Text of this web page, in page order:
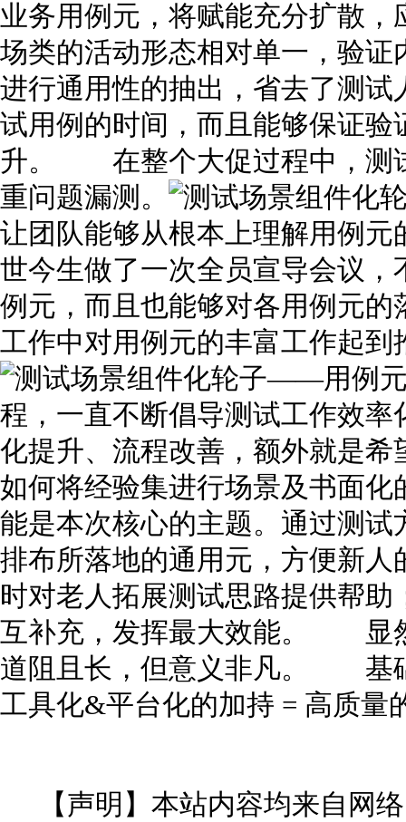
业务用例元，将赋能充分扩散
场类的活动形态相对单一，验
进行通用性的抽出，省去了测
试用例的时间，而且能够保证
升。 在整个大促过程中，测
重问题漏测。
让团队能够从根本上理解用例
世今生做了一次全员宣导会议
例元，而且也能够对各用例元
工作中对用例元的丰富工作起到
程，一直不断倡导测试工作效
化提升、流程改善，额外就是
如何将经验集进行场景及书面
能是本次核心的主题。通过测
排布所落地的通用元，方便新
时对老人拓展测试思路提供帮
互补充，发挥最大效能。 显
道阻且长，但意义非凡。 基
工具化&平台化的加持 = 高质量
【声明】本站内容均来自网